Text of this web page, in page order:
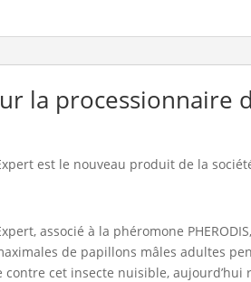
la processionnaire
Expert est le nouveau produit de la
associé à la phéromone
de papillons mâles adultes
contre cet insecte nuisible,